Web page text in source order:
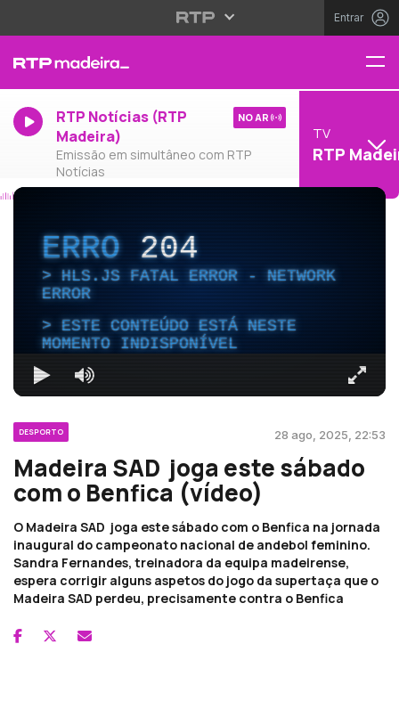
Entrar
RTP Notícias (RTP
Madeira)
Emissão em simultâneo com RTP
Notícias
NO AR
TV
RTP
ERRO204
HLS.JS FATAL ERROR - NETWORK
ERROR
ESTE CONTEÚDO ESTÁ NESTE
MOMENTO INDISPONÍVEL
DESPORTO 28 ago, 2025, 22:53
Madeira SAD joga este sábado
com o Benfica (vídeo)
O Madeira SAD joga este sábado com o Benfica na jornada
inaugural do campeonato nacional de andebol feminino.
Sandra Fernandes, treinadora da equipa madeirense,
espera corrigir alguns aspetos do jogo da supertaça que o
Madeira SAD perdeu, precisamente contra o Benfica